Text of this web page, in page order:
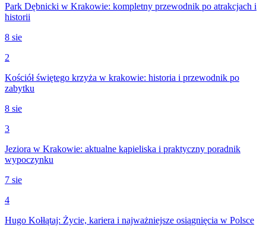
Park Dębnicki w Krakowie: kompletny przewodnik po atrakcjach i
historii
8 sie
2
Kościół świętego krzyża w krakowie: historia i przewodnik po
zabytku
8 sie
3
Jeziora w Krakowie: aktualne kąpieliska i praktyczny poradnik
wypoczynku
7 sie
4
Hugo Kołłątaj: Życie, kariera i najważniejsze osiągnięcia w Polsce